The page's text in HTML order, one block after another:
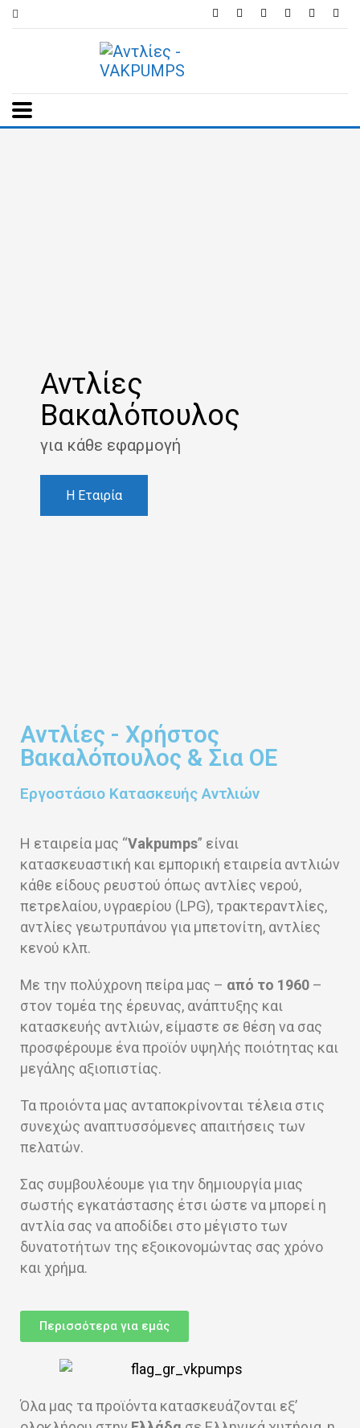
Αντλίες
Βακαλόπουλος
για κάθε εφαρμογή
Η Εταιρία
Προσεγμένες
Λεπτομέρειες
ποιότητα σε κάθε βήμα
Υπηρεσίες
Μεγάλη γκάμα
Προιόντων
από αντλίες LPG... μέχρι
τρακτεραντλίες
Αντλίες - Χρήστος
Βακαλόπουλος & Σια ΟΕ
Εργοστάσιο Κατασκευής Αντλιών
Η εταιρεία μας “Vakpumps” είναι
κατασκευαστική και εμπορική εταιρεία αντλιών
κάθε είδους ρευστού όπως αντλίες νερού,
πετρελαίου, υγραερίου (LPG), τρακτεραντλίες,
αντλίες γεωτρυπάνου για μπετονίτη, αντλίες
κενού κλπ.
Με την πολύχρονη πείρα μας – από το 1960 –
στον τομέα της έρευνας, ανάπτυξης και
κατασκευής αντλιών, είμαστε σε θέση να σας
προσφέρουμε ένα προϊόν υψηλής ποιότητας και
μεγάλης αξιοπιστίας.
Τα προιόντα μας ανταποκρίνονται τέλεια στις
συνεχώς αναπτυσσόμενες απαιτήσεις των
πελατών.
Σας συμβουλέουμε για την δημιουργία μιας
σωστής εγκατάστασης έτσι ώστε να μπορεί η
αντλία σας να αποδίδει στο μέγιστο των
δυνατοτήτων της εξοικονομώντας σας χρόνο
και χρήμα.
Περισσότερα για εμάς
Όλα μας τα προϊόντα κατασκευάζονται εξ’